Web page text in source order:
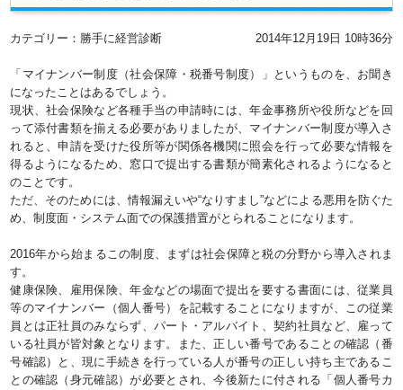
カテゴリー：勝手に経営診断 2014年12月19日 10時36分
「マイナンバー制度（社会保障・税番号制度）」というものを、お聞き
になったことはあるでしょう。
現状、社会保険など各種手当の申請時には、年金事務所や役所などを回
って添付書類を揃える必要がありましたが、マイナンバー制度が導入さ
れると、申請を受けた役所等が関係各機関に照会を行って必要な情報を
得るようになるため、窓口で提出する書類が簡素化されるようになると
のことです。
ただ、そのためには、情報漏えいや“なりすまし”などによる悪用を防ぐた
め、制度面・システム面での保護措置がとられることになります。
2016年から始まるこの制度、まずは社会保障と税の分野から導入されま
す。
健康保険、雇用保険、年金などの場面で提出を要する書面には、従業員
等のマイナンバー（個人番号）を記載することになりますが、この従業
員とは正社員のみならず、パート・アルバイト、契約社員など、雇って
いる社員が皆対象となります。また、正しい番号であることの確認（番
号確認）と、現に手続きを行っている人が番号の正しい持ち主であるこ
との確認（身元確認）が必要とされ、今後新たに付される「個人番号カ